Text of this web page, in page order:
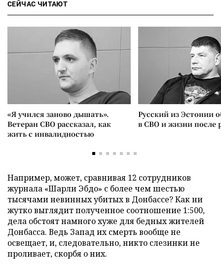
СЕЙЧАС ЧИТАЮТ
«Я учился заново дышать».
Ветеран СВО рассказал, как
жить с инвалидностью
Русский из Эстонии
в СВО и жизни после
Например, может, сравнивая 12 сотрудников
журнала «Шарли Эбдо» с более чем шестью
тысячами невинных убитых в Донбассе? Как ни
жутко выглядит полученное соотношение 1:500,
дела обстоят намного хуже для бедных жителей
Донбасса. Ведь Запад их смерть вообще не
освещает, и, следовательно, никто слезинки не
проливает, скорбя о них.